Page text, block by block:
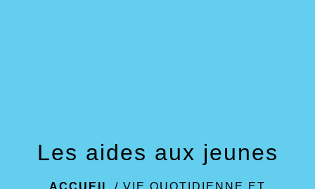
Les aides aux jeunes
ACCUEIL / VIE QUOTIDIENNE ET